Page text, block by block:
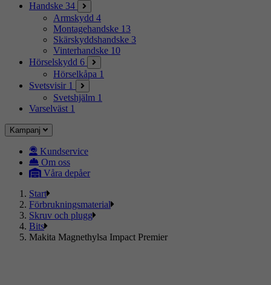
Handske 34
Armskydd 4
Montagehandske 13
Skärskyddshandske 3
Vinterhandske 10
Hörselskydd 6
Hörselkåpa 1
Svetsvisir 1
Svetshjälm 1
Varselväst 1
Kampanj
Kundservice
Om oss
Våra depåer
Start
Förbrukningsmaterial
Skruv och plugg
Bits
Makita Magnethylsa Impact Premier